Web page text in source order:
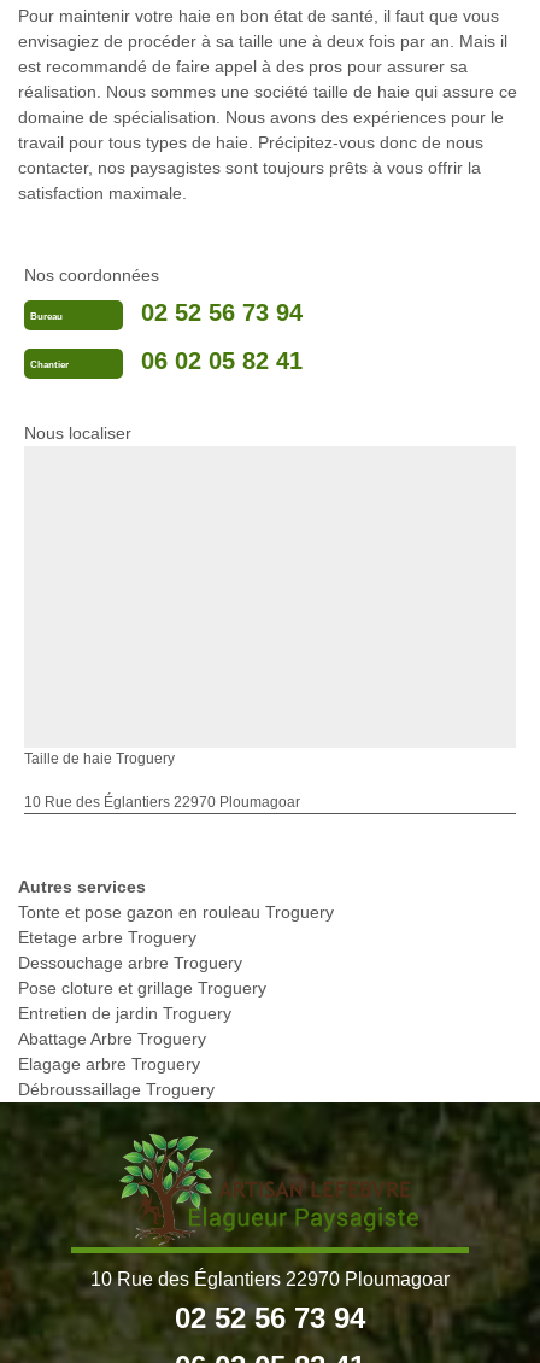
Pour maintenir votre haie en bon état de santé, il faut que vous
envisagiez de procéder à sa taille une à deux fois par an. Mais il
est recommandé de faire appel à des pros pour assurer sa
réalisation. Nous sommes une société taille de haie qui assure ce
domaine de spécialisation. Nous avons des expériences pour le
travail pour tous types de haie. Précipitez-vous donc de nous
contacter, nos paysagistes sont toujours prêts à vous offrir la
satisfaction maximale.
Nos coordonnées
Bureau 02 52 56 73 94
Chantier 06 02 05 82 41
Nous localiser
Taille de haie Troguery
10 Rue des Églantiers 22970 Ploumagoar
Autres services
Tonte et pose gazon en rouleau Troguery
Etetage arbre Troguery
Dessouchage arbre Troguery
Pose cloture et grillage Troguery
Entretien de jardin Troguery
Abattage Arbre Troguery
Elagage arbre Troguery
Débroussaillage Troguery
10 Rue des Églantiers 22970 Ploumagoar
02 52 56 73 94